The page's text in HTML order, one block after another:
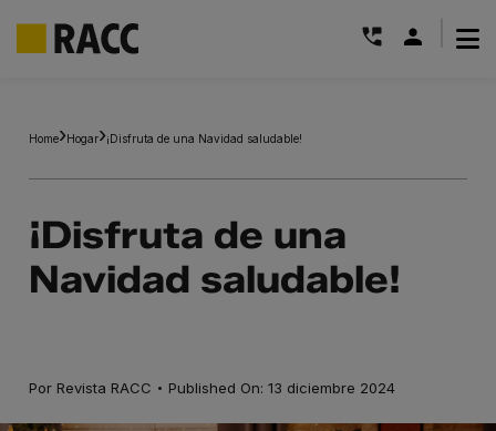
contenido
Home Hogar ¡Disfruta de una Navidad saludable!
¡Disfruta de una
Navidad saludable!
Por Revista RACC · Published On: 13 diciembre 2024